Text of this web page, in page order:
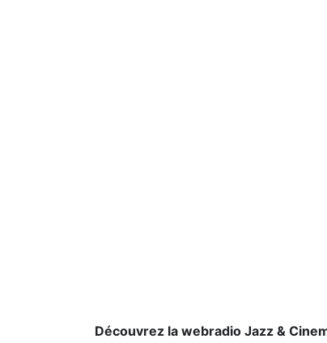
Découvrez la webradio Jazz &